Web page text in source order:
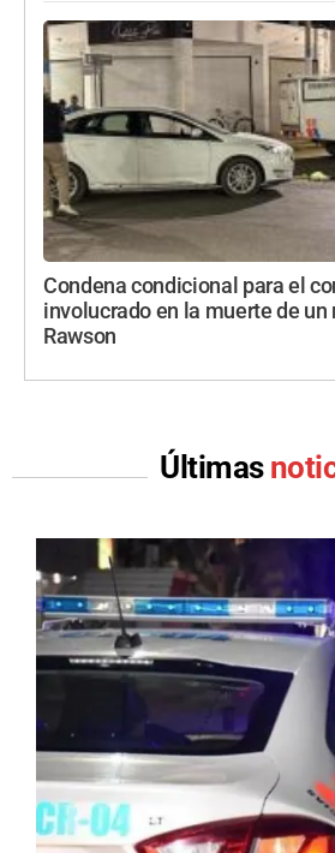
Condena condicional para el
involucrado en la muerte de
Rawson
Últimas